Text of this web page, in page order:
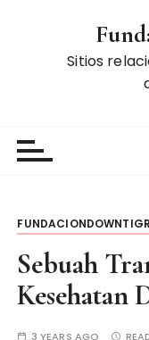
Sitios
Sebuah
Kesehatan
3 YEARS AGO